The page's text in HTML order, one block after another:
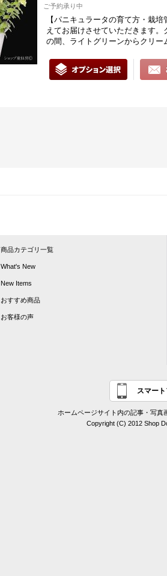
ご予約承り中
【パニキュラータの育て方・栽
えてお届けさせていただきます
の間、ライトグリーンからクリ
商品カテゴリ一覧
What's New
New Items
おすすめ商品
お客様の声
スマー
ホームページサイト内の記事・写真
Copyright (C) 2012 Shop